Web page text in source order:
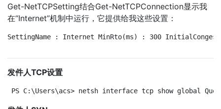
Get-NetTCPSetting结合Get-NetTCPConnection显示我
在“Internet”机制中运行，它提供给我这些设置：
SettingName : Internet MinRto(ms) : 300
发件人TCP设置
PS C:\Users\acs> netsh interface tcp show global